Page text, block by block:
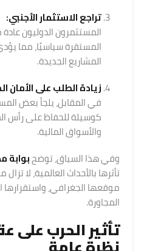
تراجعالاستثمارالأجنبي:
المستثمرون الدوليون
المستقرة سياسيًا، مما
المشاريع الجديدة.
زيادة الطلب على الأمان
في المقابل، يلجأ بعض
كوسيلة للحفاظ على رأس
والأسواق المالية.
وفي هذا السياق، توضحبوابة
تأثرها بالأحداث العالمية، لا
موقعها الجغرافي، واستقرارها
المجاورة.
تأثير الحرب على